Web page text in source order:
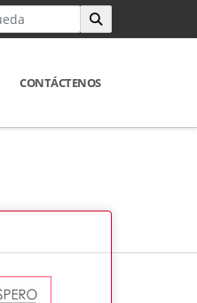
CONTÁCTENOS